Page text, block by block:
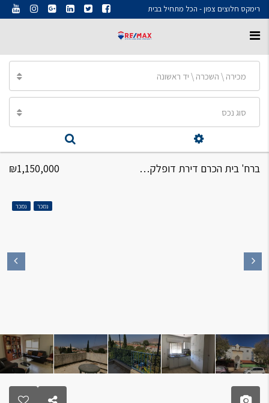
רימקס חלוצים צפון - הכל מתחיל בבית
מכירה \ השכרה \ יד ראשונה
סוג נכס
ברח' בית הכרם דירת דופלקס 5.5 חדרים ₪1,150,000
נמכר נמכר